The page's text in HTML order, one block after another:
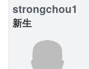
strongchou1
新生